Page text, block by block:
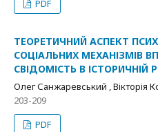
PDF
ТЕОРЕТИЧНИЙ АСПЕКТ
СОЦІАЛЬНИХ МЕХАНІЗМІВ
СВІДОМІСТЬ В ІСТОРИЧНІЙ
Олег Санжаревський , Вікторія
203-209
PDF